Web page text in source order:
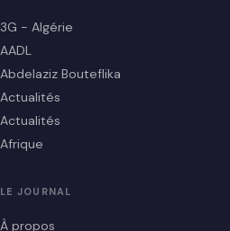
3G - Algérie
AADL
Abdelaziz Bouteflika
Actualités
Actualités
Afrique
LE JOURNAL
À propos